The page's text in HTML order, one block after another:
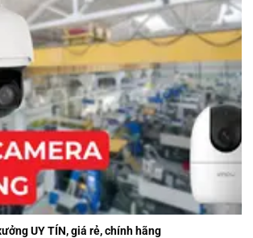
UY TÍN, giá rẻ, chính hãng